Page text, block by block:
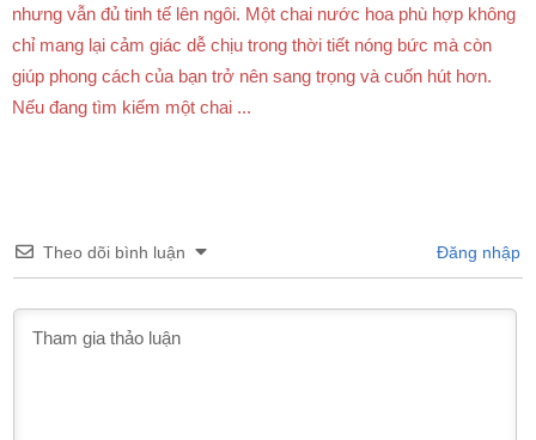
nhưng vẫn đủ tinh tế lên ngôi. Một chai nước hoa phù hợp không
chỉ mang lại cảm giác dễ chịu trong thời tiết nóng bức mà còn
giúp phong cách của bạn trở nên sang trọng và cuốn hút hơn.
Nếu đang tìm kiếm một chai ...
Theo dõi bình luận Đăng nhập